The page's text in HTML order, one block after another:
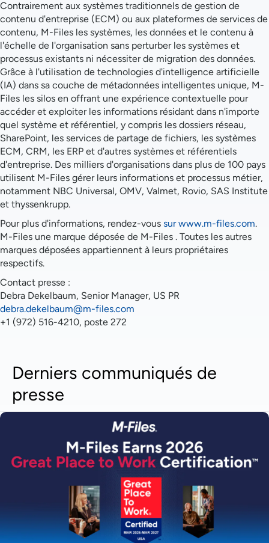
Contrairement aux systèmes traditionnels de gestion de
contenu d'entreprise (ECM) ou aux plateformes de services de
contenu, M-Files les systèmes, les données et le contenu à
l'échelle de l'organisation sans perturber les systèmes et
processus existants ni nécessiter de migration des données.
Grâce à l'utilisation de technologies d'intelligence artificielle
(IA) dans sa couche de métadonnées intelligentes unique, M-
Files les silos en offrant une expérience contextuelle pour
accéder et exploiter les informations résidant dans n'importe
quel système et référentiel, y compris les dossiers réseau,
SharePoint, les services de partage de fichiers, les systèmes
ECM, CRM, les ERP et d'autres systèmes et référentiels
d'entreprise. Des milliers d'organisations dans plus de 100 pays
utilisent M-Files gérer leurs informations et processus métier,
notamment NBC Universal, OMV, Valmet, Rovio, SAS Institute
et thyssenkrupp.
Pour plus d'informations, rendez-vous sur www.m-files.com.
M-Files une marque déposée de M-Files . Toutes les autres
marques déposées appartiennent à leurs propriétaires
respectifs.
Contact presse :
Debra Dekelbaum, Senior Manager, US PR
debra.dekelbaum@m-files.com
+1 (972) 516-4210, poste 272
Derniers communiqués de
presse